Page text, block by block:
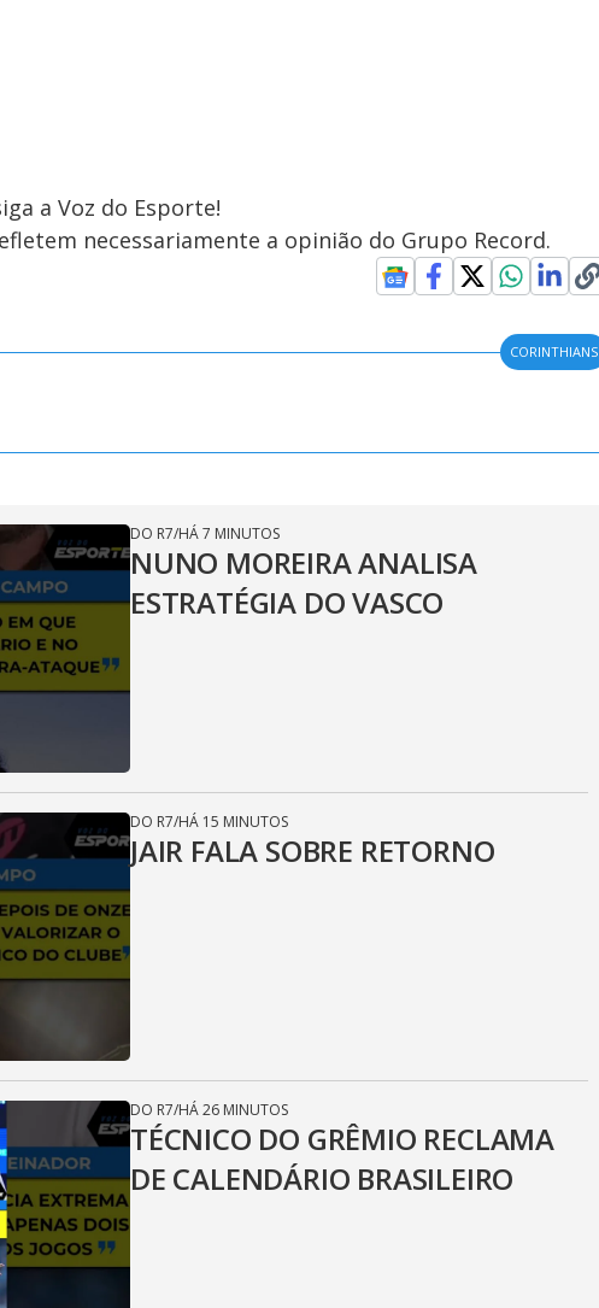
a Voz do Esporte!
necessariamente a opinião do Grupo Record.
CORINTHIANS
DO R7/HÁ 7 MINUTOS
NUNO MOREIRA ANALISA
ESTRATÉGIA DO VASCO
DO R7/HÁ 15 MINUTOS
JAIR FALA SOBRE RETORNO
DO R7/HÁ 26 MINUTOS
TÉCNICO DO GRÊMIO RECLAMA
DE CALENDÁRIO BRASILEIRO